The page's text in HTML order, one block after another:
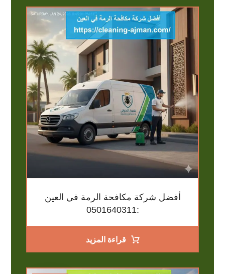
أفضل شركة مكافحة الرمة في العين
:0501640311
قراءة المزيد